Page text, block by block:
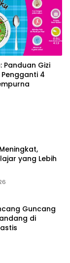
Panduan Gizi
4
yang Lebih
Guncang
di